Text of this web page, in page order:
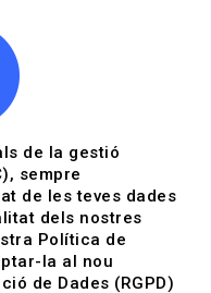
de la gestió
sempre
de les teves dades
dels nostres
Política de
la al nou
de Dades (RGPD)